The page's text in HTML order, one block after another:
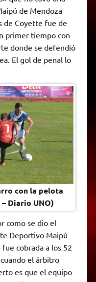
de Mendoza
de Coyette fue de
primer tiempo con
donde se defendió
El gol de penal lo
con la pelota
Diario UNO)
como se dio el
Deportivo Maipú
cobrada a los 52
el árbitro
es que el equipo